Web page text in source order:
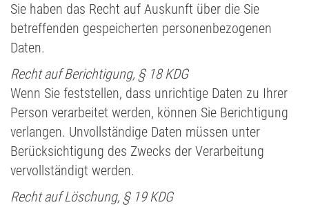
Sie haben das Recht auf Auskunft über die Sie
betreffenden gespeicherten personenbezogenen
Daten.
Recht auf Berichtigung, § 18 KDG
Wenn Sie feststellen, dass unrichtige Daten zu Ihrer
Person verarbeitet werden, können Sie Berichtigung
verlangen. Unvollständige Daten müssen unter
Berücksichtigung des Zwecks der Verarbeitung
vervollständigt werden.
Recht auf Löschung, § 19 KDG